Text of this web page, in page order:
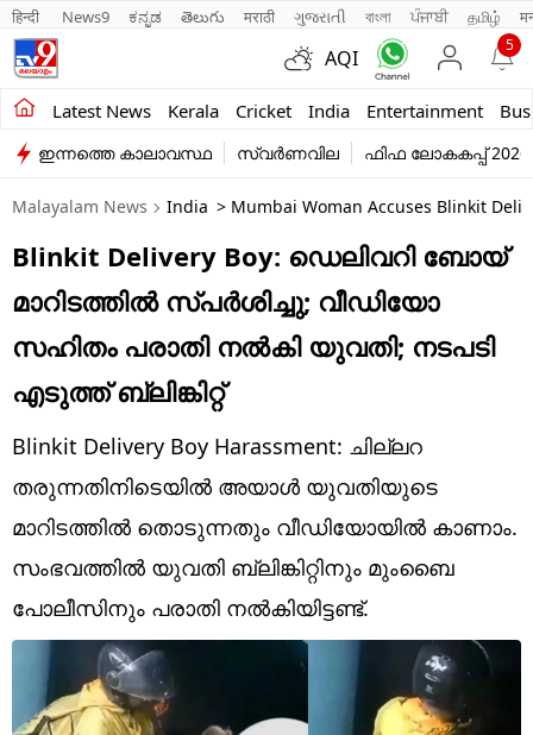
हिन्दी News9 ಕನ್ನಡ తెలుగు मराठी ગુજરાતી বাংলা ਪੰਜਾਬੀ தமிழ்
AQI
5
Latest News Kerala Cricket India Entertainment
Kerala
India
Entertainment
Business
Education
Lifestyle
world
Technology
Religion
Web Story
Photo
ഇന്നത്തെ കാലാവസ്ഥ സ്വർണവില ഫിഫ ലോകകപ്പ് 2026
Malayalam News India > Mumbai Woman Accuses Blinkit
Blinkit Delivery Boy: ഡെലിവറി ബോയ്
മാറിടത്തിൽ സ്പർശിച്ചു; വീഡിയോ
സഹിതം പരാതി നൽകി യുവതി; നടപടി
എടുത്ത് ബ്ലിങ്കിറ്റ്
Blinkit Delivery Boy Harassment: ചില്ലറ
തരുന്നതിനിടെയിൽ അയാൾ യുവതിയുടെ
മാറിടത്തിൽ തൊടുന്നതും വീഡിയോയിൽ കാണാം.
സംഭവത്തിൽ യുവതി ബ്ലിങ്കിറ്റിനും മുംബൈ
പോലീസിനും പരാതി നൽകിയിട്ടണ്ട്.